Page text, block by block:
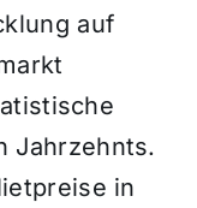
auf
Jahrzehnts.
in